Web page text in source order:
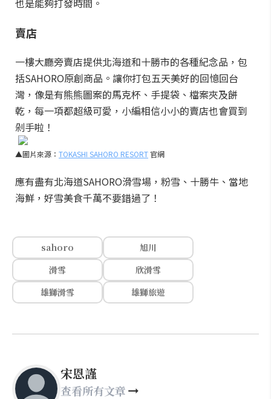
也是能夠打發時間。
賣店
一樓大廳旁賣店提供北海道和十勝市的各種紀念品，包
括SAHORO原創商品。讓你打包五天美好的回憶回台
灣，像是有熊熊圖案的馬克杯、手提袋、檔案夾及餅
乾，每一項都超級可愛，小編相信小小的賣店也會買到
剁手啦！
▲圖片來源： TOKASHI SAHORO RESORT 官網
應有盡有北海道SAHORO滑雪場，粉雪、十勝牛、當地
海鮮，好雪美食千萬不要錯過了！
sahoro
旭川
滑雪
欣滑雪
雄獅滑雪
雄獅旅遊
宋恩謹
查看所有文章